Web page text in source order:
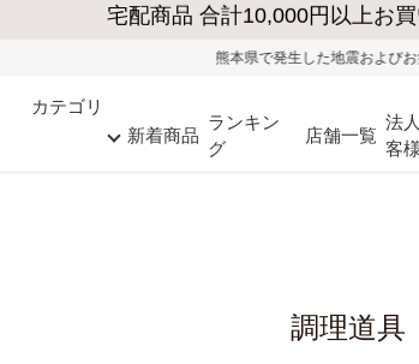
熊本県で発生した地震およびお盆期間中の物流混雑の影響によ
カテゴリ
新着商品
ランキン
グ
店舗一覧
法
客様
調理道具